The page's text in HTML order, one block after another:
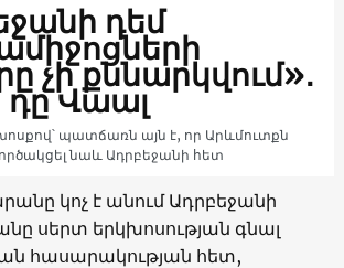
դեմ
չի քննարկվում»․
Վաալ
պատճառն այն է, որ Արևմուտքն
նաև Ադրբեջանի հետ
կոչ է անում Ադրբեջանի
սերտ երկխոսության գնալ
հասարակության հետ,